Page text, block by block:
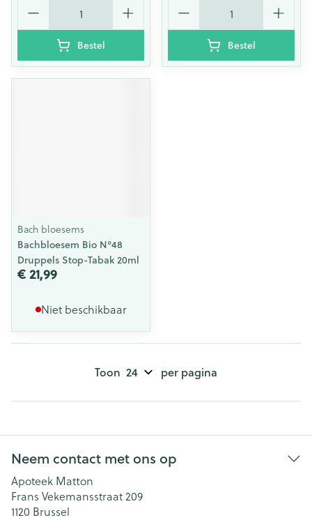
Bestel Bestel
Bach bloesems
Bachbloesem Bio N°48
Druppels Stop-Tabak 20ml
€ 21,99
Niet beschikbaar
Toon per pagina
Neem contact met ons op
Apoteek Matton
Frans Vekemansstraat 209
1120 Brussel